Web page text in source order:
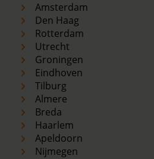
Amsterdam
Den Haag
Rotterdam
Utrecht
Groningen
Eindhoven
Tilburg
Almere
Breda
Haarlem
Apeldoorn
Nijmegen